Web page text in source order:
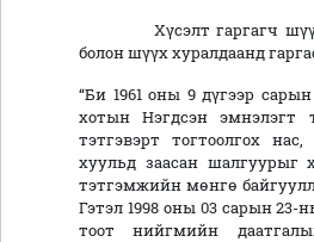
Хүсэлт гаргагч
болон шүүх хуралдаанд
“Би 1961 оны 9 дүгээр
хотын Нэгдсэн эмнэлэгт
тэтгэвэрт тогтоолгох
хуульд заасан шалгуурыг
тэтгэмжийн мөнгө
Гэтэл 1998 оны 03 сарын 23-
тоот нийгмийн